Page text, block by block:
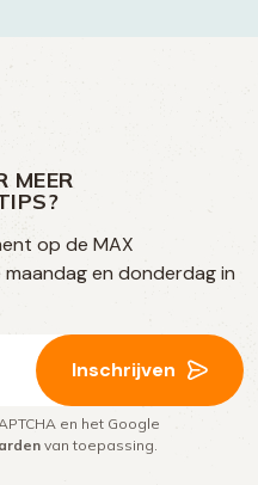
MEER
op de MAX
en donderdag in
Inschrijven
en het Google
van toepassing.